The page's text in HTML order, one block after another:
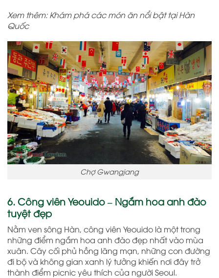
Xem thêm: Khám phá các món ăn nổi bật tại Hàn
Quốc
Chợ Gwangjang
6. Công viên Yeouido – Ngắm hoa anh đào
tuyệt đẹp
Nằm ven sông Hàn, công viên Yeouido là một trong
những điểm ngắm hoa anh đào đẹp nhất vào mùa
xuân. Cây cối phủ hồng lãng mạn, những con đường
đi bộ và không gian xanh lý tưởng khiến nơi đây trở
thành điểm picnic yêu thích của người Seoul.